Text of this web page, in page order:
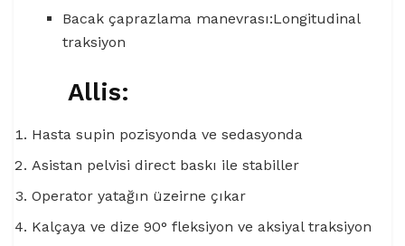
Bacak çaprazlama manevrası:Longitudinal
traksiyon
Allis:
Hasta supin pozisyonda ve sedasyonda
Asistan pelvisi direct baskı ile stabiller
Operator yatağın üzeirne çıkar
Kalçaya ve dize 90° fleksiyon ve aksiyal traksiyon